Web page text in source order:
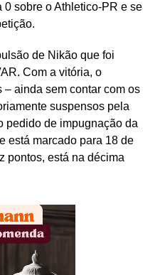
0 sobre o Athletico-PR e se
de Nikão que foi
Com a vitória, o
ainda sem contar com os
suspensos pela
pedido de impugnação da
está marcado para 18 de
pontos, está na décima